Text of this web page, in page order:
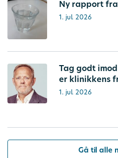
Ny rapport fra
1. jul. 2026
Tag godt
er klinikkens
1. jul. 2026
Gå til alle